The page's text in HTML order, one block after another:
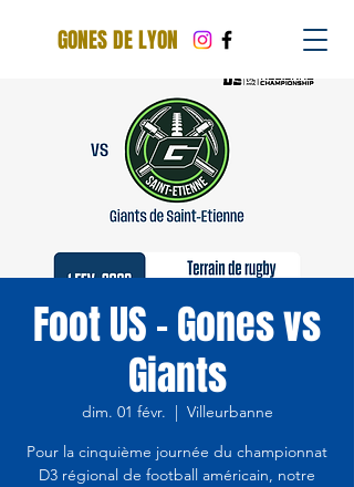
GONES DE LYON
Foot US - Gones vs
Giants
dim. 01 févr.
  |
Villeurbanne
Pour la cinquième journée du championnat
D3 régional de football américain, notre